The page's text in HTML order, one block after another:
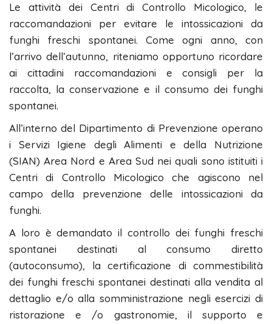
Le attività dei Centri di Controllo Micologico, le
raccomandazioni per evitare le intossicazioni da
funghi freschi spontanei. Come ogni anno, con
l’arrivo dell’autunno, riteniamo opportuno ricordare
ai cittadini raccomandazioni e consigli per la
raccolta, la conservazione e il consumo dei funghi
spontanei.
All’interno del Dipartimento di Prevenzione operano
i Servizi Igiene degli Alimenti e della Nutrizione
(SIAN) Area Nord e Area Sud nei quali sono istituiti i
Centri di Controllo Micologico che agiscono nel
campo della prevenzione delle intossicazioni da
funghi.
A loro è demandato il controllo dei funghi freschi
spontanei destinati al consumo diretto
(autoconsumo), la certificazione di commestibilità
dei funghi freschi spontanei destinati alla vendita al
dettaglio e/o alla somministrazione negli esercizi di
ristorazione e /o gastronomie, il supporto e